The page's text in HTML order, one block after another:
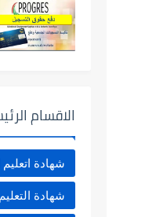
الاقسام
شهادة اتعليم
شهادة التعليم